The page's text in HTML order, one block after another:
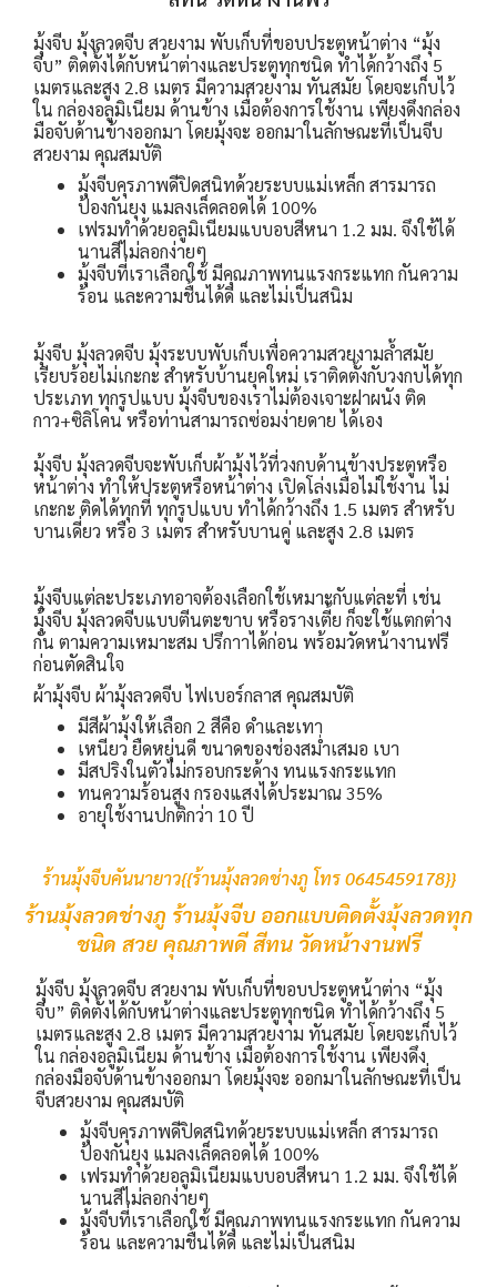
มุ้งจีบ มุ้งลวดจีบ สวยงาม พับเก็บที่ขอบประตูหน้าต่าง “มุ้ง
จีบ” ติดตั้งได้กับหน้าต่างและประตูทุกชนิด ทำได้กว้างถึง 5
เมตรและสูง 2.8 เมตร มีความสวยงาม ทันสมัย โดยจะเก็บไว้
ใน กล่องอลูมิเนียม ด้านข้าง เมื่อต้องการใช้งาน เพียงดึงกล่อง
มือจับด้านข้างออกมา โดยมุ้งจะ ออกมาในลักษณะที่เป็นจีบ
สวยงาม คุณสมบัติ
มุ้งจีบคุรภาพดีปิดสนิทด้วยระบบแม่เหล็ก สารมารถ
ป้องกันยุง แมลงเล็ดลอดได้ 100%
เฟรมทำด้วยอลูมิเนียมแบบอบสีหนา 1.2 มม. จึงใช้ได้
นานสีไม่ลอกง่ายๆ
มุ้งจีบที่เราเลือกใช้ มีคุณภาพทนแรงกระแทก กันความ
ร้อน และความชื้นได้ดี และไม่เป็นสนิม
มุ้งจีบ มุ้งลวดจีบ มุ้งระบบพับเก็บเพื่อความสวยงามล้ำสมัย
เรียบร้อยไม่เกะกะ สำหรับบ้านยุคใหม่ เราติดตั้งกับวงกบได้ทุก
ประเภท ทุกรูปแบบ มุ้งจีบของเราไม่ต้องเจาะฝาผนัง ติด
กาว+ซิลิโคน หรือท่านสามารถซ่อมง่ายดาย ได้เอง
มุ้งจีบ มุ้งลวดจีบจะพับเก็บผ้ามุ้งไว้ที่วงกบด้านข้างประตูหรือ
หน้าต่าง ทำให้ประตูหรือหน้าต่าง เปิดโล่งเมื่อไม่ใช้งาน ไม่
เกะกะ ติดได้ทุกที่ ทุกรูปแบบ ทำได้กว้างถึง 1.5 เมตร สำหรับ
บานเดี่ยว หรือ 3 เมตร สำหรับบานคู่ และสูง 2.8 เมตร
มุ้งจีบแต่ละประเภทอาจต้องเลือกใช้เหมาะกับแต่ละที่ เช่น
มุ้งจีบ มุ้งลวดจีบแบบตีนตะขาบ หรือรางเตี้ย ก็จะใช้แตกต่าง
กัน ตามความเหมาะสม ปรึกาาได้ก่อน พร้อมวัดหน้างานฟรี
ก่อนตัดสินใจ
ผ้ามุ้งจีบ ผ้ามุ้งลวดจีบ ไฟเบอร์กลาส คุณสมบัติ
มีสีผ้ามุ้งให้เลือก 2 สีคือ ดำและเทา
เหนียว ยืดหยุ่นดี ขนาดของช่องสม่ำเสมอ เบา
มีสปริงในตัวไม่กรอบกระด้าง ทนแรงกระแทก
ทนความร้อนสูง กรองแสงได้ประมาณ 35%
อายุใช้งานปกติกว่า 10 ปี
ร้านมุ้งจีบคันนายาว{{ร้านมุ้งลวดช่างภู โทร 0645459178}}
ร้านมุ้งลวดช่างภู ร้านมุ้งจีบ ออกแบบติดตั้งมุ้งลวดทุก
ชนิด สวย คุณภาพดี สีทน วัดหน้างานฟรี
มุ้งจีบ มุ้งลวดจีบ สวยงาม พับเก็บที่ขอบประตูหน้าต่าง “มุ้ง
จีบ” ติดตั้งได้กับหน้าต่างและประตูทุกชนิด ทำได้กว้างถึง 5
เมตรและสูง 2.8 เมตร มีความสวยงาม ทันสมัย โดยจะเก็บไว้
ใน กล่องอลูมิเนียม ด้านข้าง เมื่อต้องการใช้งาน เพียงดึง
กล่องมือจับด้านข้างออกมา โดยมุ้งจะ ออกมาในลักษณะที่เป็น
จีบสวยงาม คุณสมบัติ
มุ้งจีบคุรภาพดีปิดสนิทด้วยระบบแม่เหล็ก สารมารถ
ป้องกันยุง แมลงเล็ดลอดได้ 100%
เฟรมทำด้วยอลูมิเนียมแบบอบสีหนา 1.2 มม. จึงใช้ได้
นานสีไม่ลอกง่ายๆ
มุ้งจีบที่เราเลือกใช้ มีคุณภาพทนแรงกระแทก กันความ
ร้อน และความชื้นได้ดี และไม่เป็นสนิม